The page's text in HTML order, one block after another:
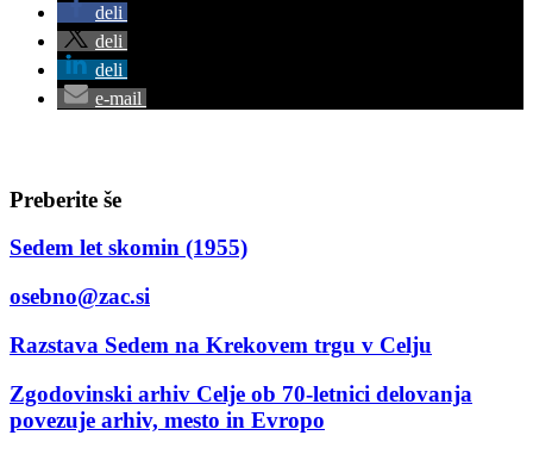
deli
deli
deli
e-mail
Preberite še
Sedem let skomin (1955)
osebno@zac.si
Razstava Sedem na Krekovem trgu v Celju
Zgodovinski arhiv Celje ob 70-letnici delovanja
povezuje arhiv, mesto in Evropo